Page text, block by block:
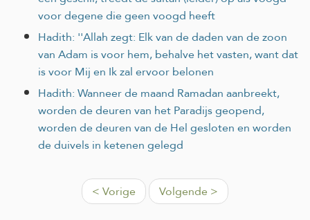
voor degene die geen voogd heeft
Hadith: ''Allah zegt: Elk van de daden van de zoon
van Adam is voor hem, behalve het vasten, want dat
is voor Mij en Ik zal ervoor belonen
Hadith: Wanneer de maand Ramadan aanbreekt,
worden de deuren van het Paradijs geopend,
worden de deuren van de Hel gesloten en worden
de duivels in ketenen gelegd
< Vorige Volgende >